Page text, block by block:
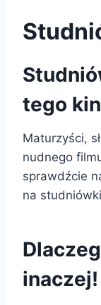
tego
Maturzyści,
nudnego
sprawdźcie
na
inaczej!